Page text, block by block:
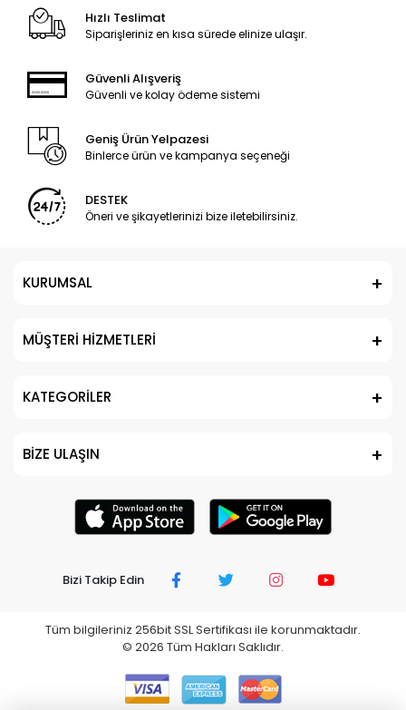
Hızlı Teslimat
Siparişleriniz en kısa sürede elinize ulaşır.
Güvenli Alışveriş
Güvenli ve kolay ödeme sistemi
Geniş Ürün Yelpazesi
Binlerce ürün ve kampanya seçeneği
DESTEK
Öneri ve şikayetlerinizi bize iletebilirsiniz.
KURUMSAL
MÜŞTERİ HİZMETLERİ
KATEGORİLER
BİZE ULAŞIN
Bizi Takip Edin
Tüm bilgileriniz 256bit SSL Sertifikası ile korunmaktadır.
© 2026 Tüm Hakları Saklıdır.